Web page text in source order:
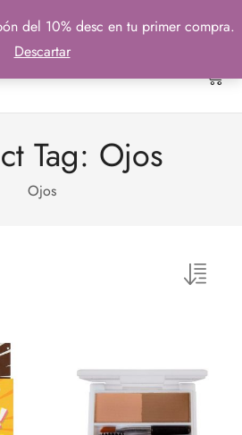
Tag: Ojos
Ojos
del 10% desc en tu primer compra.
Descartar